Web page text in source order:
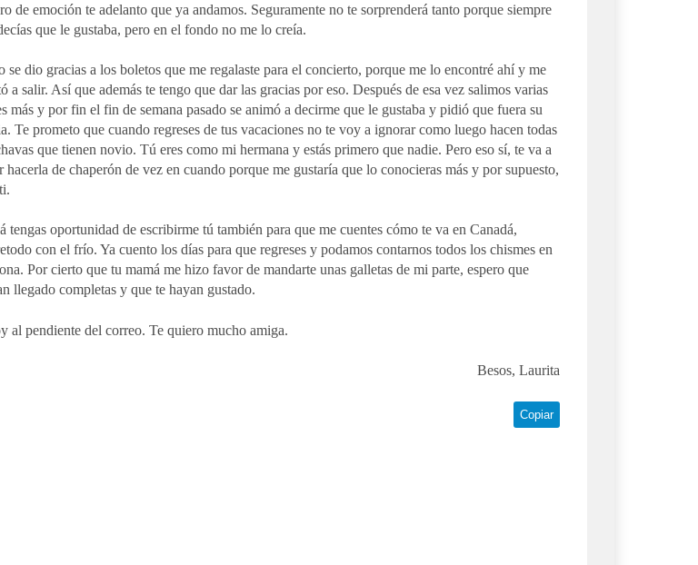
de emoción te adelanto que ya andamos. Seguramente no te sorprenderá tanto porque siempre
que le gustaba, pero en el fondo no me lo creía.
se dio gracias a los boletos que me regalaste para el concierto, porque me lo encontré ahí y me
a salir. Así que además te tengo que dar las gracias por eso. Después de esa vez salimos varias
más y por fin el fin de semana pasado se animó a decirme que le gustaba y pidió que fuera su
Te prometo que cuando regreses de tus vacaciones no te voy a ignorar como luego hacen todas
que tienen novio. Tú eres como mi hermana y estás primero que nadie. Pero eso sí, te va a
hacerla de chaperón de vez en cuando porque me gustaría que lo conocieras más y por supuesto,
tengas oportunidad de escribirme tú también para que me cuentes cómo te va en Canadá,
con el frío. Ya cuento los días para que regreses y podamos contarnos todos los chismes en
Por cierto que tu mamá me hizo favor de mandarte unas galletas de mi parte, espero que
llegado completas y que te hayan gustado.
al pendiente del correo. Te quiero mucho amiga.
Besos, Laurita
Copiar